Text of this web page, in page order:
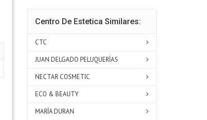
Centro De Estetica Similares:
CTC
JUAN DELGADO PELUQUERÍAS
NECTAR COSMETIC
ECO & BEAUTY
MARÍA DURAN